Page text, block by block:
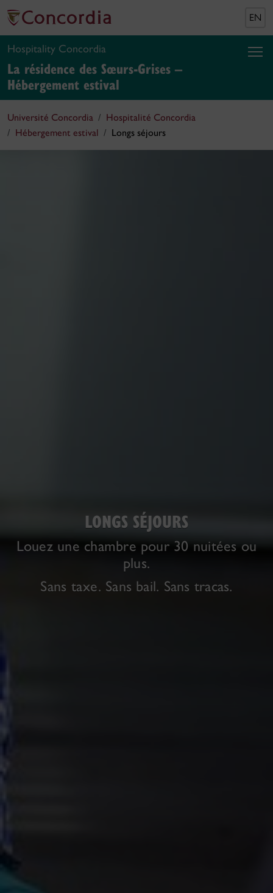
EN
Hospitality Concordia
La résidence des Sœurs-Grises –
Hébergement estival
Université Concordia
Hospitalité Concordia
Hébergement estival
Longs séjours
LONGS SÉJOURS
Louez une chambre pour 30 nuitées ou
plus.
Sans taxe. Sans bail. Sans tracas.